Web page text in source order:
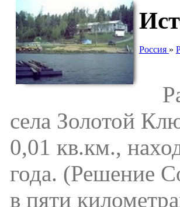
Россия »
села Золотой
0,01 кв.км.,
года. (Решение
в пяти